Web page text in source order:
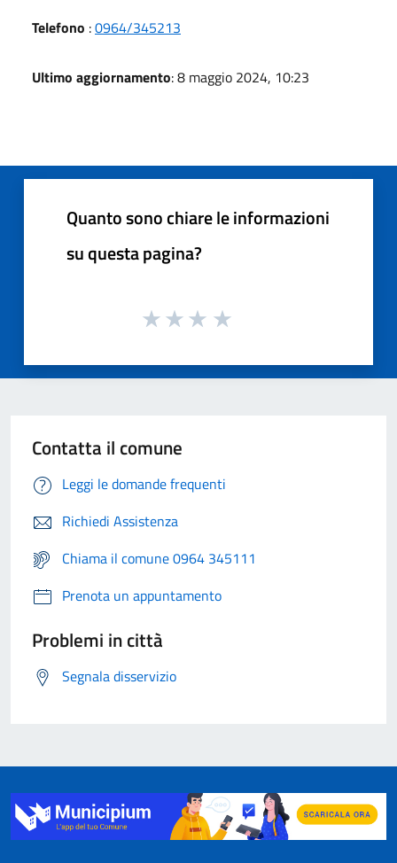
Telefono :0964/345213
Ultimo aggiornamento: 8 maggio 2024, 10:23
Quanto sono chiare le informazioni
su questa pagina?
Contatta il comune
Leggi le domande frequenti
Richiedi Assistenza
Chiama il comune 0964 345111
Prenota un appuntamento
Problemi in città
Segnala disservizio